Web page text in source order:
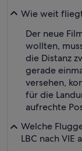
Wie weit
Der neue
wollten,
die Distanz
gerade
versehen,
für die
aufrechte
Welche
LBC nach VIE